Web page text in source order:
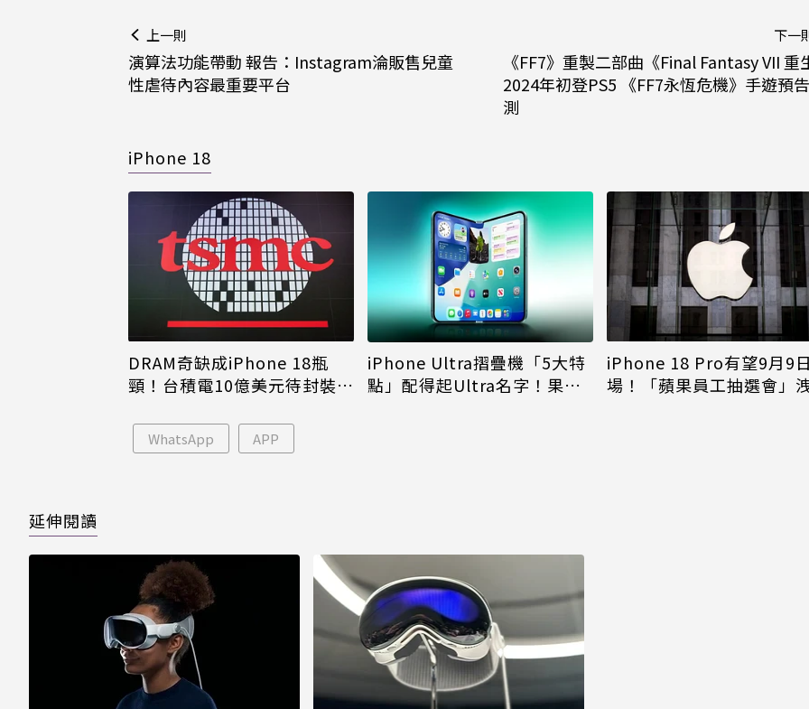
上一則
演算法功能帶動 報告：Instagram淪販售兒童
性虐待內容最重要平台
下一
《FF7》重製二部曲《Final Fantasy VII 重
2024年初登PS5 《FF7永恆危機》手遊預
測
iPhone 18
DRAM奇缺成iPhone 18瓶
頸！台積電10億美元待封裝晶
iPhone Ultra摺疊機「5大特
點」配得起Ultra名字！果粉
iPhone 18 Pro有望9月9
場！「蘋果員工抽選會」
WhatsApp APP
延伸閱讀